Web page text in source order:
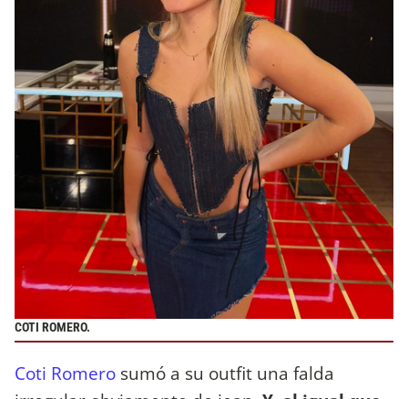
COTI ROMERO.
Coti Romero sumó a su outfit una falda